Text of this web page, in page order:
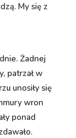
My się z
Żadnej
patrzał w
unosiły się
wron
ponad